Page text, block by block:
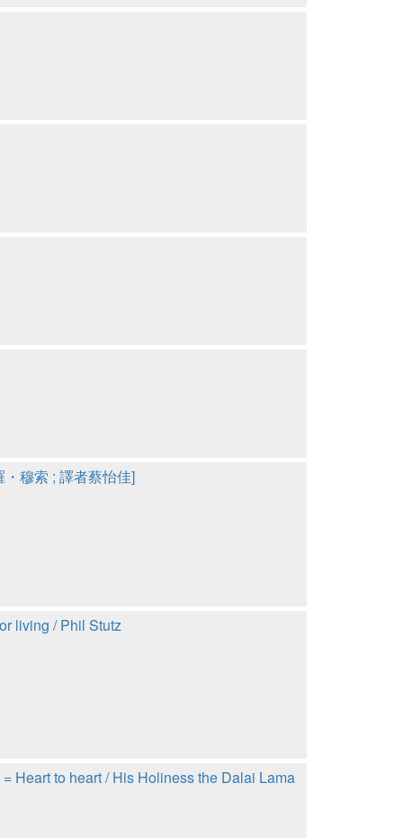
穆索 ; 譯者蔡怡佳]
living / Phil Stutz
Heart to heart / His Holiness the Dalai Lama